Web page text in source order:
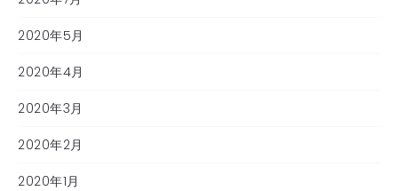
2020年5月
2020年4月
2020年3月
2020年2月
2020年1月